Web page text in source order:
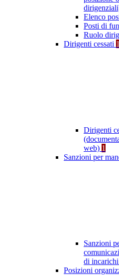
Elenco
Posti di
Ruolo
Dirigenti cessati 1
Dirigenti
web) 1
Sanzioni per
Sanzioni
di
Posizioni